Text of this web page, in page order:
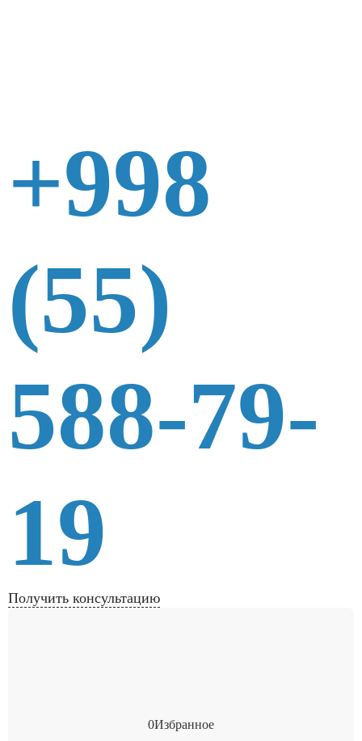
+998
(55)
588-79-
19
Получить консультацию
0Избранное